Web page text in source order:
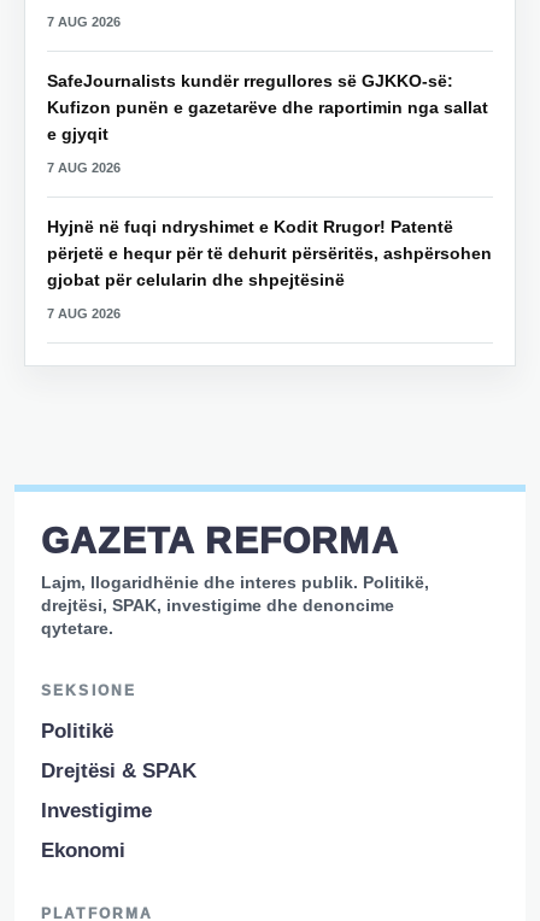
7 AUG 2026
SafeJournalists kundër rregullores së GJKKO-së:
Kufizon punën e gazetarëve dhe raportimin nga sallat
e gjyqit
7 AUG 2026
Hyjnë në fuqi ndryshimet e Kodit Rrugor! Patentë
përjetë e hequr për të dehurit përsëritës, ashpërsohen
gjobat për celularin dhe shpejtësinë
7 AUG 2026
GAZETA REFORMA
Lajm, llogaridhënie dhe interes publik. Politikë,
drejtësi, SPAK, investigime dhe denoncime
qytetare.
SEKSIONE
Politikë
Drejtësi & SPAK
Investigime
Ekonomi
PLATFORMA